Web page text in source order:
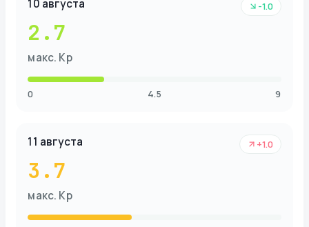
10 августа
2.7
макс. Kp
-1.0
0 4.5 9
11 августа
3.7
макс. Kp
+1.0